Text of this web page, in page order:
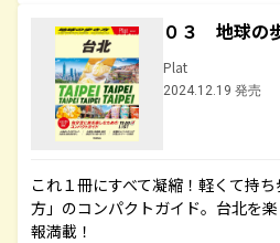
０３ 地球の
Plat
2024.12.19 発売
これ１冊にすべて凝縮！軽くて持
方」のコンパクトガイド。台北を
報満載！